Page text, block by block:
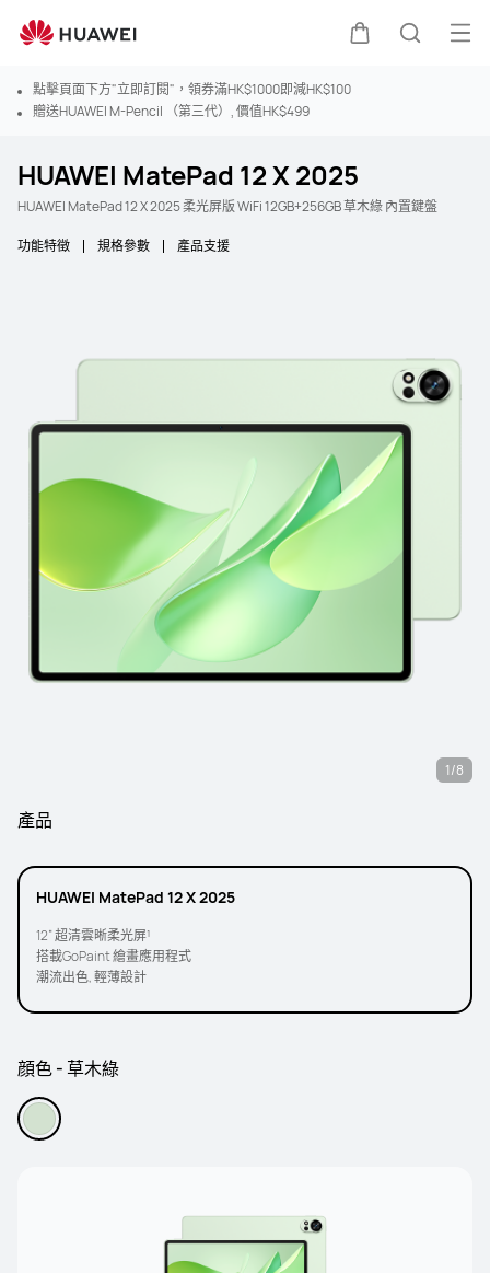
打
點擊頁面下方"立即訂閱"，領券滿HK$1000即減HK$100
贈送HUAWEI M-Pencil （第三代）, 價值HK$499
HUAWEI MatePad 12 X 2025
HUAWEI MatePad 12 X 2025 柔光屏版 WiFi 12GB+256GB 草木綠 內置鍵盤
功能特徵 規格參數 產品支援
1/8
產品
HUAWEI MatePad 12 X 2025
12” 超清雲晰柔光屏¹
搭載GoPaint 繪畫應用程式
潮流出色, 輕薄設計
顔色 - 草木綠